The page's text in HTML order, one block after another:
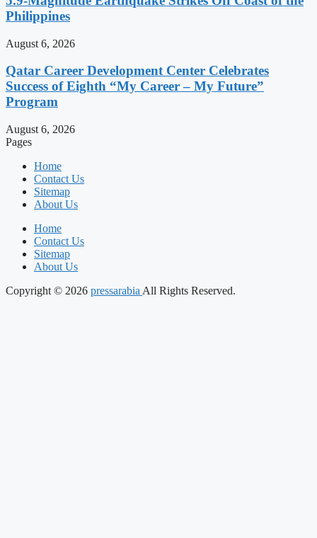
Philippines
August 6, 2026
Qatar Career Development Center Celebrates
Success of Eighth “My Career – My Future”
Program
August 6, 2026
Pages
Home
Contact Us
Sitemap
About Us
Home
Contact Us
Sitemap
About Us
Copyright © 2026 pressarabia All Rights Reserved.